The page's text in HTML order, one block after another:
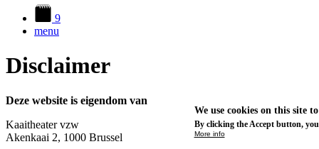
9
menu
Disclaimer
Deze website is eigendom van
Kaaitheater vzw
Akenkaai 2, 1000 Brussel
We use cookies on this site
By clicking the Accept button,
More info